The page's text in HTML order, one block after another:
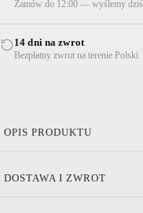
Zamów do 12:00 — wyślemy dziś
14 dni na zwrot
Bezpłatny zwrot na terenie Polski
OPIS PRODUKTU
DOSTAWA I ZWROT